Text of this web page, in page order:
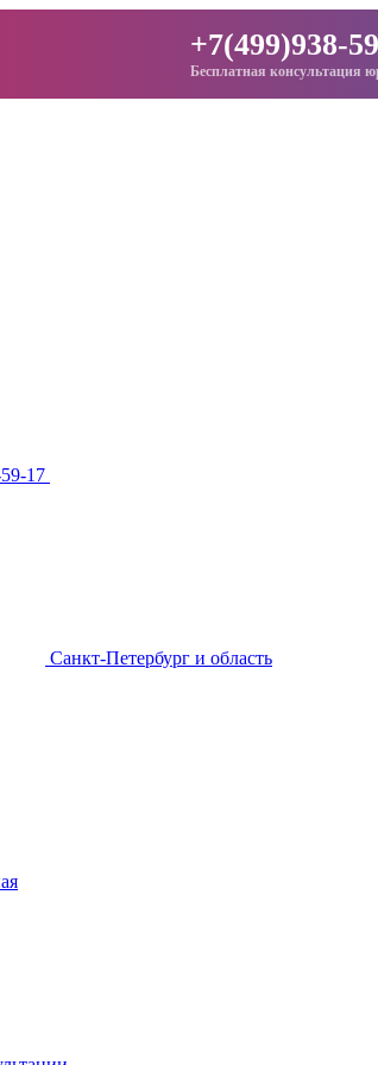
+7(499)938-
Бесплатная консультация
17
Санкт-Петербург и область